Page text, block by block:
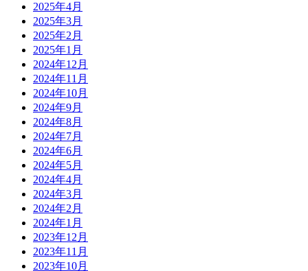
2025年4月
2025年3月
2025年2月
2025年1月
2024年12月
2024年11月
2024年10月
2024年9月
2024年8月
2024年7月
2024年6月
2024年5月
2024年4月
2024年3月
2024年2月
2024年1月
2023年12月
2023年11月
2023年10月